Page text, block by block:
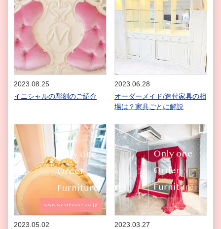
2023.08.25
イニシャルの彫刻のご紹介
2023.06.28
オーダーメイド/造付家具の相
場は？家具ごとに解説
2023.05.02
2023.03.27